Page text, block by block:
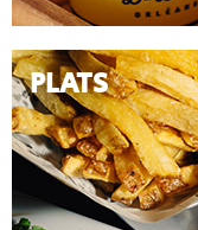
PLATS